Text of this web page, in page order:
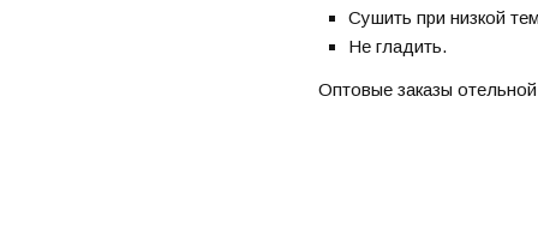
Сушить при низкой
Не гладить.
Оптовые заказы